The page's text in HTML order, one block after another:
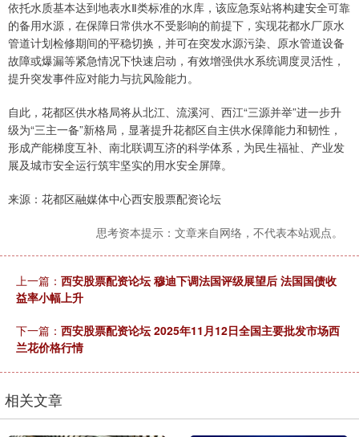
依托水质基本达到地表水Ⅱ类标准的水库，该应急泵站将构建安全可靠
的备用水源，在保障日常供水不受影响的前提下，实现花都水厂原水
管道计划检修期间的平稳切换，并可在突发水源污染、原水管道设备
故障或爆漏等紧急情况下快速启动，有效增强供水系统调度灵活性，
提升突发事件应对能力与抗风险能力。
自此，花都区供水格局将从北江、流溪河、西江“三源并举”进一步升
级为“三主一备”新格局，显著提升花都区自主供水保障能力和韧性，
形成产能梯度互补、南北联调互济的科学体系，为民生福祉、产业发
展及城市安全运行筑牢坚实的用水安全屏障。
来源：花都区融媒体中心西安股票配资论坛
思考资本提示：文章来自网络，不代表本站观点。
上一篇： 西安股票配资论坛 穆迪下调法国评级展望后 法国国债收
益率小幅上升
下一篇： 西安股票配资论坛 2025年11月12日全国主要批发市场西
兰花价格行情
相关文章